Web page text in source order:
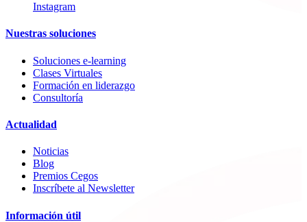
Instagram
Nuestras soluciones
Soluciones e-learning
Clases Virtuales
Formación en liderazgo
Consultoría
Actualidad
Noticias
Blog
Premios Cegos
Inscríbete al Newsletter
Información útil